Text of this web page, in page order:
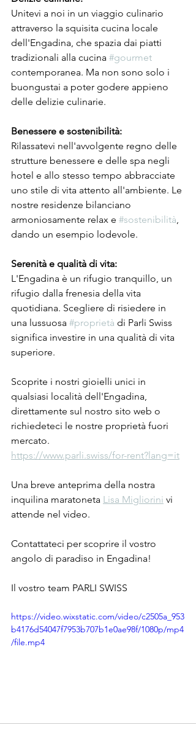
Unitevi a noi in un viaggio culinario
attraverso la squisita cucina locale
dell'Engadina, che spazia dai piatti
tradizionali alla cucina #gourmet
contemporanea. Ma non sono solo i
buongustai a poter godere appieno
delle delizie culinarie.
Benessere e sostenibilità:
Rilassatevi nell'avvolgente regno delle
strutture benessere e delle spa negli
hotel e allo stesso tempo abbracciate
uno stile di vita attento all'ambiente. Le
nostre residenze bilanciano
armoniosamente relax e #sostenibilità,
dando un esempio lodevole.
Serenità e qualità di vita:
L'Engadina è un rifugio tranquillo, un
rifugio dalla frenesia della vita
quotidiana. Scegliere di risiedere in
una lussuosa #proprietà di Parli Swiss
significa investire in una qualità di vita
superiore.
Scoprite i nostri gioielli unici in
qualsiasi località dell'Engadina,
direttamente sul nostro sito web o
richiedeteci le nostre proprietà fuori
mercato.
https://www.parli.swiss/for-rent?lang=it
Una breve anteprima della nostra
inquilina maratoneta Lisa Migliorini vi
attende nel video.
Contattateci per scoprire il vostro
angolo di paradiso in Engadina!
Il vostro team PARLI SWISS
https://video.wixstatic.com/video/c2505a_953
b4176d54047f7953b707b1e0ae98f/1080p/mp4
/file.mp4